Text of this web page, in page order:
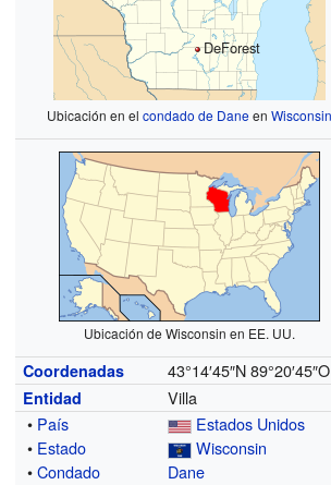
DeForest
Ubicación en elcondado de DaneenWisconsin
Ubicación de Wisconsin en EE. UU.
Coordenadas 43°14′45″N 89°20′45″O
Entidad
Villa
• País
Estados Unidos
• Estado
Wisconsin
•Condado Dane